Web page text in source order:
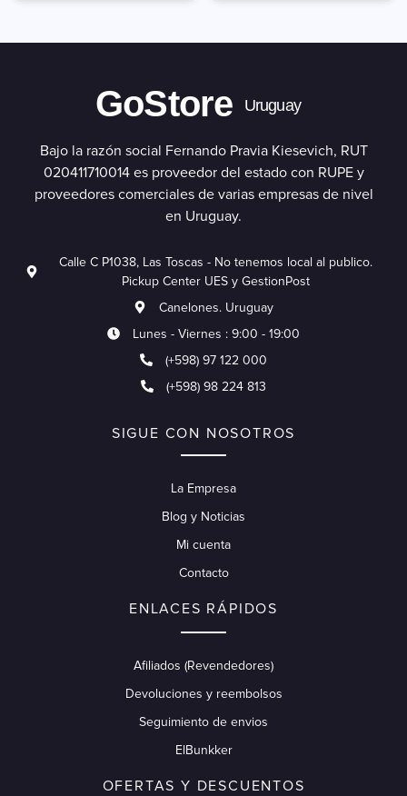
GoStore Uruguay
Bajo la razón social Fernando Pravia Kiesevich, RUT
020411710014 es proveedor del estado con RUPE y
proveedores comerciales de varias empresas de nivel
en Uruguay.
Calle C P1038, Las Toscas - No tenemos local al publico.
Pickup Center UES y GestionPost
Canelones. Uruguay
Lunes - Viernes : 9:00 - 19:00
(+598) 97 122 000
(+598) 98 224 813
SIGUE CON NOSOTROS
La Empresa
Blog y Noticias
Mi cuenta
Contacto
ENLACES RÁPIDOS
Afiliados (Revendedores)
Devoluciones y reembolsos
Seguimiento de envios
ElBunkker
OFERTAS Y DESCUENTOS